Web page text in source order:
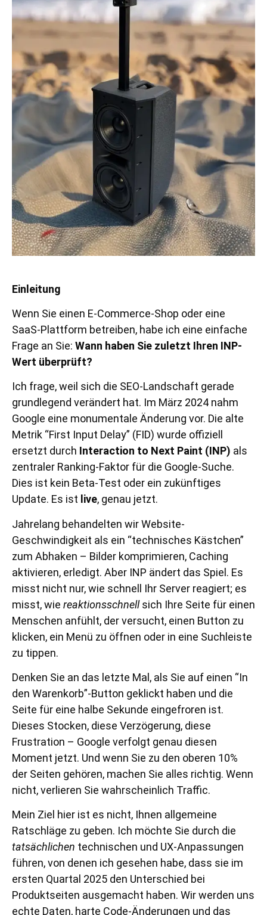
Einleitung
Wenn Sie einen E-Commerce-Shop oder eine
SaaS-Plattform betreiben, habe ich eine einfache
Frage an Sie: Wann haben Sie zuletzt Ihren INP-
Wert überprüft?
Ich frage, weil sich die SEO-Landschaft gerade
grundlegend verändert hat. Im März 2024 nahm
Google eine monumentale Änderung vor. Die alte
Metrik “First Input Delay” (FID) wurde offiziell
ersetzt durch Interaction to Next Paint (INP) als
zentraler Ranking-Faktor für die Google-Suche.
Dies ist kein Beta-Test oder ein zukünftiges
Update. Es ist live, genau jetzt.
Jahrelang behandelten wir Website-
Geschwindigkeit als ein “technisches Kästchen”
zum Abhaken – Bilder komprimieren, Caching
aktivieren, erledigt. Aber INP ändert das Spiel. Es
misst nicht nur, wie schnell Ihr Server reagiert; es
misst, wie reaktionsschnellsich Ihre Seite für einen
Menschen anfühlt, der versucht, einen Button zu
klicken, ein Menü zu öffnen oder in eine Suchleiste
zu tippen.
Denken Sie an das letzte Mal, als Sie auf einen “In
den Warenkorb”-Button geklickt haben und die
Seite für eine halbe Sekunde eingefroren ist.
Dieses Stocken, diese Verzögerung, diese
Frustration – Google verfolgt genau diesen
Moment jetzt. Und wenn Sie zu den oberen 10%
der Seiten gehören, machen Sie alles richtig. Wenn
nicht, verlieren Sie wahrscheinlich Traffic.
Mein Ziel hier ist es nicht, Ihnen allgemeine
Ratschläge zu geben. Ich möchte Sie durch die
tatsächlichen technischen und UX-Anpassungen
führen, von denen ich gesehen habe, dass sie im
ersten Quartal 2025 den Unterschied bei
Produktseiten ausgemacht haben. Wir werden uns
echte Daten, harte Code-Änderungen und das